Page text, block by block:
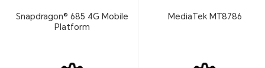
Snapdragon® 685 4G Mobile
Platform
MediaTek MT8786